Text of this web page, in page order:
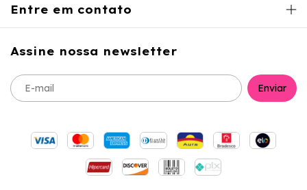
Entre em contato
Assine nossa newsletter